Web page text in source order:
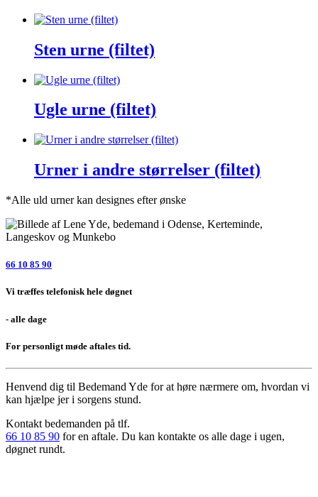
Sten urne (filtet)
Ugle urne (filtet)
Urner i andre størrelser (filtet)
*Alle uld urner kan designes efter ønske
66 10 85 90
Vi træffes telefonisk hele døgnet
- alle dage
For personligt møde aftales tid.
Henvend dig til Bedemand Yde for at høre nærmere om, hvordan vi
kan hjælpe jer i sorgens stund.
Kontakt bedemanden på tlf.
66 10 85 90 for en aftale. Du kan kontakte os alle dage i ugen,
døgnet rundt.